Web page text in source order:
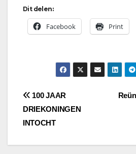
Dit delen:
Facebook Print
Bericht
navigatie
100 JAAR
DRIEKONINGEN
INTOCHT